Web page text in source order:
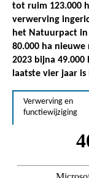
tot ruim 123.000
verwerving
het Natuurpact
80.000 ha
2023 bijna
laatste vier jaar
Verwerving en
functiewijziging